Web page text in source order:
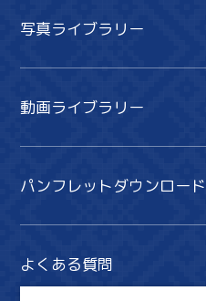
写真ライブラリー
動画ライブラリー
パンフレットダウンロード
よくある質問